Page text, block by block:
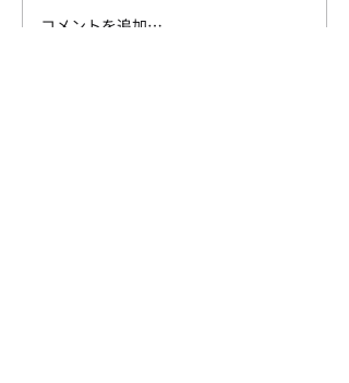
【福岡市で会社設立②消
コメントを追加…